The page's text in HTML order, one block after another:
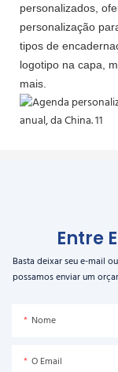
personalizados,
personalização
tipos de
logotipo na capa,
mais.
Entre
Basta deixar seu e-mail
possamos enviar um
Nome
O Email